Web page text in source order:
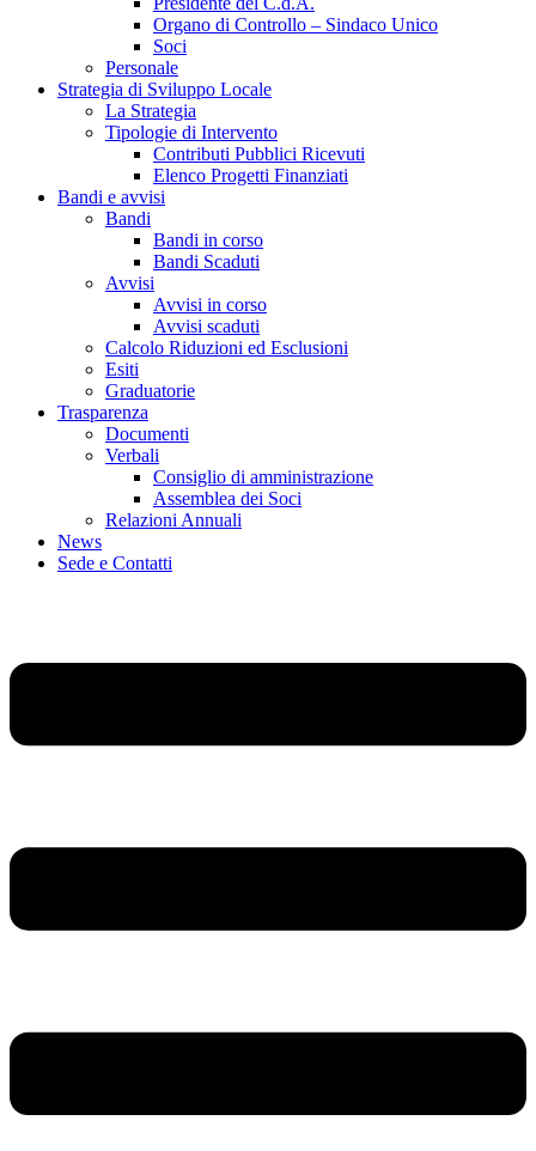
Organo di Controllo – Sindaco Unico
Soci
Personale
Strategia di Sviluppo Locale
La Strategia
Tipologie di Intervento
Contributi Pubblici Ricevuti
Elenco Progetti Finanziati
Bandi e avvisi
Bandi
Bandi in corso
Bandi Scaduti
Avvisi
Avvisi in corso
Avvisi scaduti
Calcolo Riduzioni ed Esclusioni
Esiti
Graduatorie
Trasparenza
Documenti
Verbali
Consiglio di amministrazione
Assemblea dei Soci
Relazioni Annuali
News
Sede e Contatti